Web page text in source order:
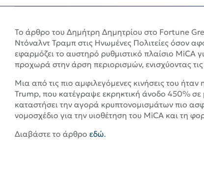
Το άρθρο του Δημήτρη Δημητρίου στο Fortune
Ντόναλντ Τραμπ στις Ηνωμένες Πολιτείες όσον
εφαρμόζει το αυστηρό ρυθμιστικό πλαίσιο MiCA
προχωρά στην άρση περιορισμών, ενισχύοντας
Μια από τις πιο αμφιλεγόμενες κινήσεις του
Trump, που κατέγραψε εκρηκτική άνοδο 450% σε
καταστήσει την αγορά κρυπτονομισμάτων πιο
νομοσχέδιο για την υιοθέτηση του MiCA και τη
Διαβάστε το άρθρο εδώ.